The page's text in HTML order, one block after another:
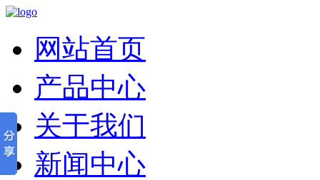
网站首页
产品中心
关于我们
新闻中心